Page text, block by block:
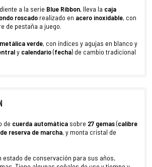
a la serie Blue Ribbon, lleva la caja
roscado realizado en acero inoxidable, con
de pestaña a juego.
verde, con índices y agujas en blanco y
y calendario(fecha) de cambio tradicional
de cuerda automática sobre 27 gemas(calibre
reserva de marcha, y monta cristal de
estado de conservación para sus años,